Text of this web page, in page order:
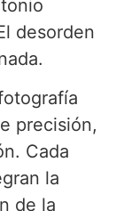
desorden
precisión,
Cada
la
de la